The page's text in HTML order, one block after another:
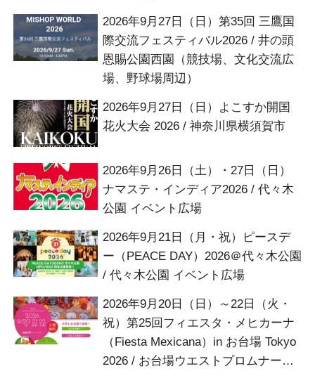
2026年9月27日（日）第35回 三鷹国
際交流フェスティバル2026 / 井の頭
恩賜公園西園（競技場、文化交流広
場、野球場周辺）
2026年9月27日（日）よこすか開国
花火大会 2026 / 神奈川県横須賀市
2026年9月26日（土）・27日（日）
ナマステ・インディア2026 / 代々木
公園 イベント広場
2026年9月21日（月・祝）ピースデ
ー（PEACE DAY）2026＠代々木公園
/ 代々木公園 イベント広場
2026年9月20日（日）～22日（火・
祝）第25回フィエスタ・メヒカーナ
（Fiesta Mexicana）in お台場 Tokyo
2026 / お台場ウエストプロムナード